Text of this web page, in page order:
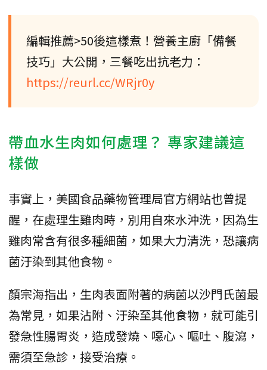
編輯推薦>50後這樣煮！營養主廚「備餐
技巧」大公開，三餐吃出抗老力：
https://reurl.cc/WRjr0y
帶血水生肉如何處理？ 專家建議這
樣做
事實上，美國食品藥物管理局官方網站也曾提
醒，在處理生雞肉時，別用自來水沖洗，因為生
雞肉常含有很多種細菌，如果大力清洗，恐讓病
菌汙染到其他食物。
顏宗海指出，生肉表面附著的病菌以沙門氏菌最
為常見，如果沾附、汙染至其他食物，就可能引
發急性腸胃炎，造成發燒、噁心、嘔吐、腹瀉，
需須至急診，接受治療。